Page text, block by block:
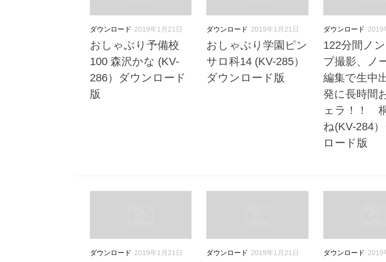
ダウンロード 2019年1月21日
おしゃぶり予備校
100 森沢かな (KV-
286）ダウンロード
版
ダウンロード 2019年1月21日
おしゃぶり学園ピン
サロ科14 (KV-285）
ダウンロード版
ダウンロード 2019
122分間ノ
プ撮影、ノ
編集で生中
発に長時間
ェラ！！
ね(KV-284
ロード版
ダウンロード 2019年1月21日 ダウンロード 2019年1月21日 ダウンロード 2019